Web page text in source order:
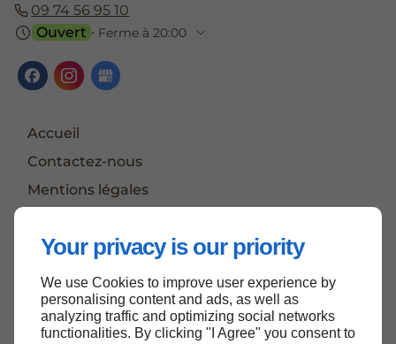
Your privacy is our priority
We use Cookies to improve user experience by
personalising content and ads, as well as
analyzing traffic and optimizing social networks
functionalities. By clicking "I Agree" you consent to
09 74 56 95 10
Ouvert ⋅ Ferme à 20:00
Accueil
Contactez-nous
Mentions légales
Haut de page